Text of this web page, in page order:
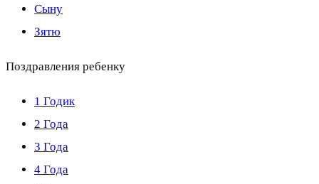
Сыну
Зятю
Поздравления ребенку
1 Годик
2 Года
3 Года
4 Года